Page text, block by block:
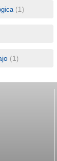
(1)
(1)